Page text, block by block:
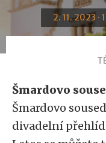
2. 11. 2023
Šmardovo
Šmardovo
divadelní